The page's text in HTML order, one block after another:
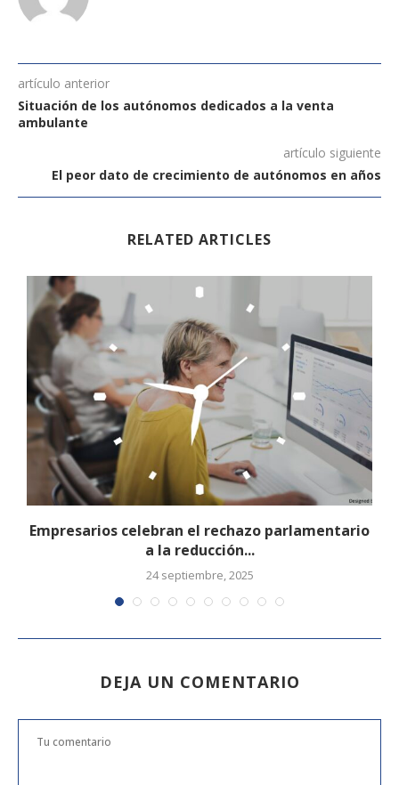
artículo anterior
Situación de los autónomos dedicados a la venta
ambulante
artículo siguiente
El peor dato de crecimiento de autónomos en años
RELATED ARTICLES
Empresarios celebran el rechazo parlamentario
a la reducción...
24 septiembre, 2025
DEJA UN COMENTARIO